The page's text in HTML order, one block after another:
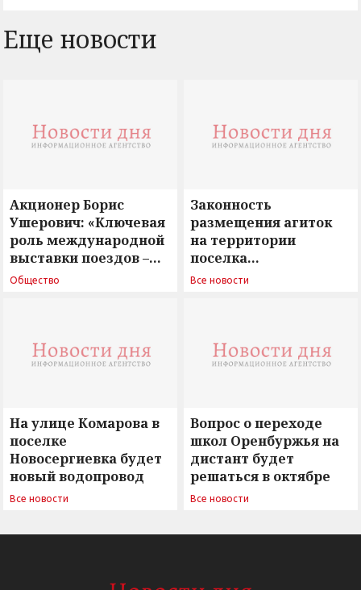
Еще новости
Акционер Борис
Ушерович: «Ключевая
роль международной
выставки поездов –
поиск ответов на
Общество
Законность
размещения агиток
на территории
поселка
Новосергиевка
Все новости
На улице Комарова в
поселке
Новосергиевка будет
новый водопровод
Все новости
Вопрос о переходе
школ Оренбуржья на
дистант будет
решаться в октябре
Все новости